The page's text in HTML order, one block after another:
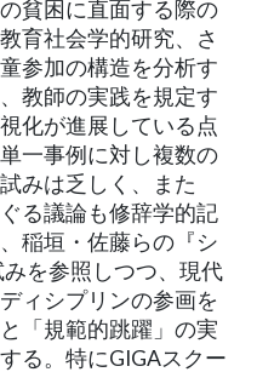
貧困に直面する際の
育社会学的研究、さ
参加の構造を分析す
教師の実践を規定す
化が進展している点
一事例に対し複数の
みは乏しく、また
る議論も修辞学的記
稲垣・佐藤らの『シ
を参照しつつ、現代
ィシプリンの参画を
「規範的跳躍」の実
る。特にGIGAスクー